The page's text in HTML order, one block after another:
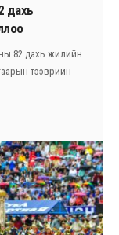
дахь
82 дахь жилийн
тээврийн